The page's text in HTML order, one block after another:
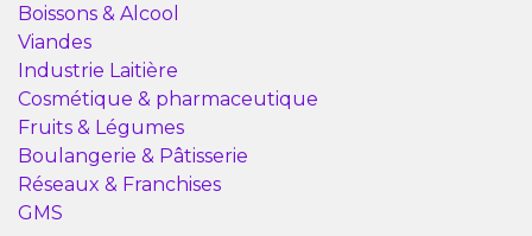
Boissons & Alcool
Viandes
Industrie Laitière
Cosmétique & pharmaceutique
Fruits & Légumes
Boulangerie & Pâtisserie
Réseaux & Franchises
GMS